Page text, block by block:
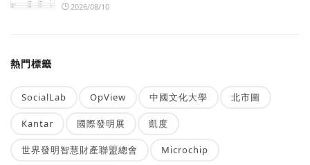
2026/08/10
熱門標籤
SocialLab OpView 中國文化大學 北市圖
Kantar 國際發明展 凱度
世界發明智慧財產聯盟總會 Microchip